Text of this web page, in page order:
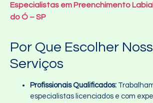
Especialistas em Preenchimento
do Ó – SP
Por Que Escolher
Serviços
Profissionais Qualificados:
especialistas licenciados e com